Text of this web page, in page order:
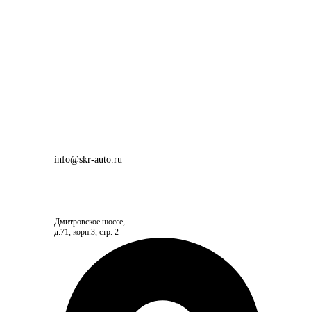
info@skr-auto.ru
Дмитровское шоссе,
д.71, корп.3, стр. 2